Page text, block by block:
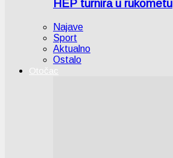
HEP turnira u rukometu
Najave
Sport
Aktualno
Ostalo
Otočac